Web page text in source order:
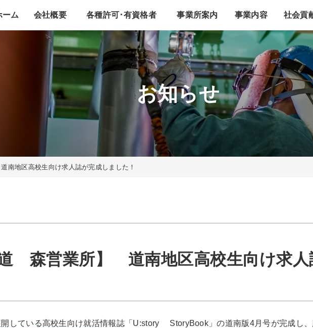
ーム 会社概要 各種許可･有資格者 事業所案内 事業内容 社会貢
お知らせ
南地区高校生向け求人誌が完成しました！
道 森営業所】 道南地区高校生向け求人
している高校生向け就活情報誌「U:story StoryBook」の道南版4月号が完成し、